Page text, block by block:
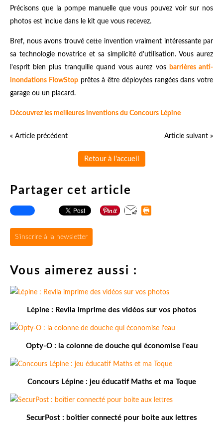
Précisons que la pompe manuelle que vous pouvez voir sur nos
photos est inclue dans le kit que vous recevez.
Bref, nous avons trouvé cette invention vraiment intéressante par
sa technologie novatrice et sa simplicité d'utilisation. Vous aurez
l'esprit bien plus tranquille quand vous aurez vos barrières anti-
inondations FlowStopprêtes à être déployées rangées dans votre
garage ou un placard.
Découvrez les meilleures inventions du Concours Lépine
« Article précédent Article suivant »
Retour à l'accueil
Partager cet article
S'inscrire à la newsletter
Vous aimerez aussi :
Lépine : Revila imprime des vidéos sur vos photos
Opty-O : la colonne de douche qui économise l'eau
Concours Lépine : jeu éducatif Maths et ma Toque
SecurPost : boîtier connecté pour boite aux lettres